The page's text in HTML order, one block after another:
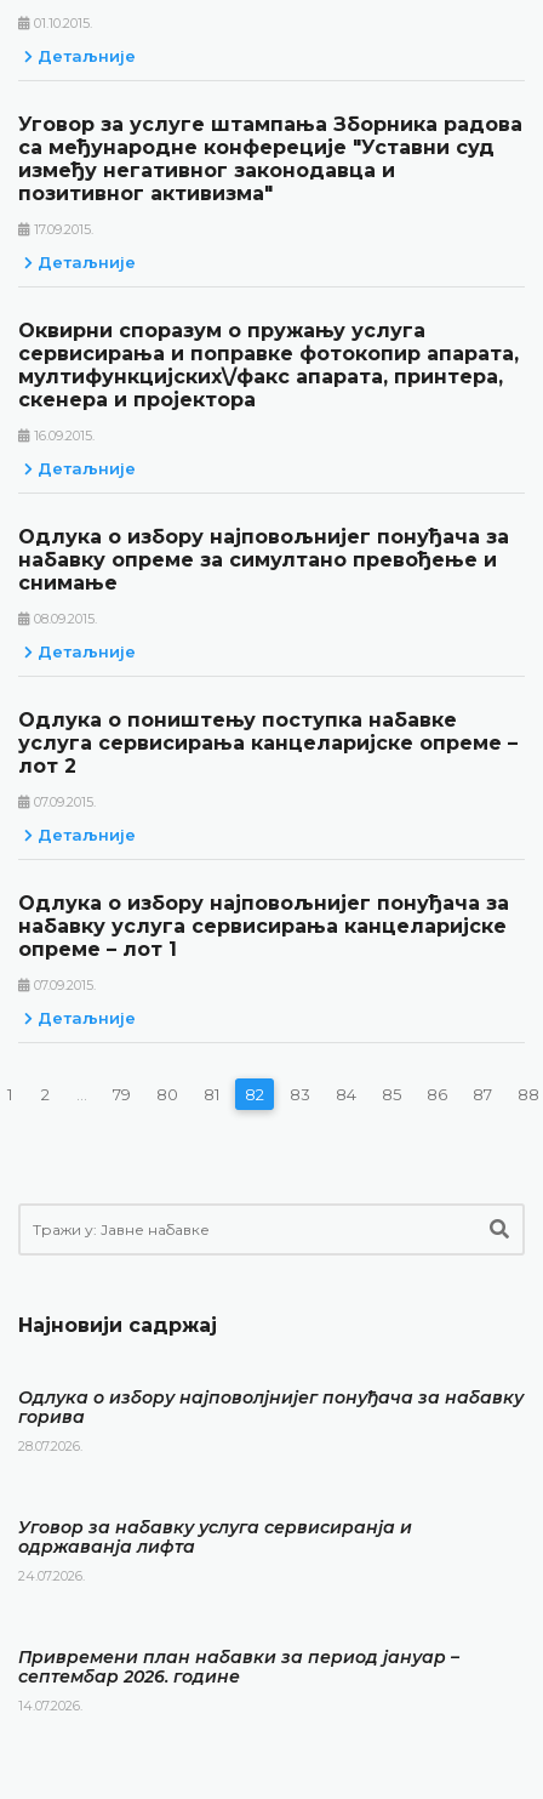
01.10.2015.
Детаљније
Уговор за услуге штампања Зборника радова
са међународне конфереције "Уставни суд
између негативног законодавца и
позитивног активизма"
17.09.2015.
Детаљније
Оквирни споразум о пружању услуга
сервисирања и поправке фотокопир апарата,
мултифункцијских\/факс апарата, принтера,
скенера и пројектора
16.09.2015.
Детаљније
Одлука о избору најповољнијег понуђача за
набавку опреме за симултано превођење и
снимање
08.09.2015.
Детаљније
Одлука о поништењу поступка набавке
услуга сервисирања канцеларијске опреме –
лот 2
07.09.2015.
Детаљније
Одлука о избору најповољнијег понуђача за
набавку услуга сервисирања канцеларијске
опреме – лот 1
07.09.2015.
Детаљније
1 2 79 80 81 82 83 84 85 86 87 88
Најновији садржај
Одлука о избору најповолјнијег понуђача за набавку
горива
28.07.2026.
Уговор за набавку услуга сервисиранја и
одржаванја лифта
24.07.2026.
Привремени план набавки за период јануар –
септембар 2026. године
14.07.2026.